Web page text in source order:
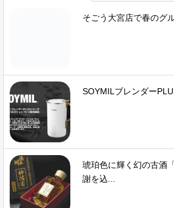
そごう大宮店で春のグ
SOYMILブレンダー
琥珀色に輝く幻の古酒
謝を込...